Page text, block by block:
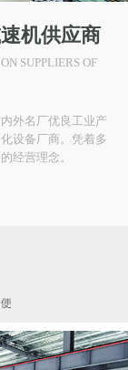
机供应商
SUPPLIERS OF
外名厂优良工业产
设备厂商。凭着多
经营理念。